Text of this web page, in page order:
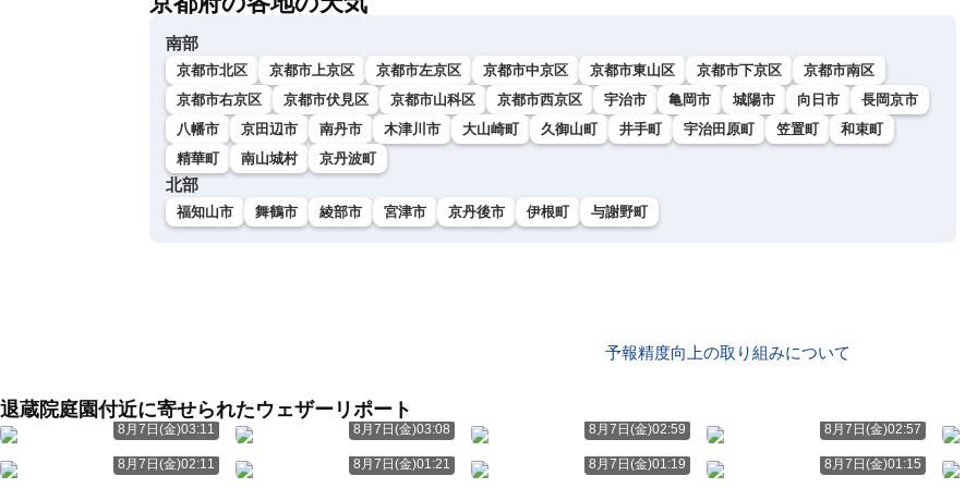
南部
京都市北区 京都市上京区 京都市左京区 京都市中京区 京都市東山区 京都市下京区
京都市南区
京都市右京区
京都市伏見区 京都市山科区 京都市西京区 宇治市 亀岡市 城陽市 向日市
長岡京市
八幡市
京田辺市 南丹市 木津川市 大山崎町 久御山町 井手町 宇治田原町 笠置町
和束町
精華町
南山城村 京丹波町
北部
福知山市 舞鶴市 綾部市 宮津市 京丹後市 伊根町 与謝野町
予報精度向上の取り組みについて
退蔵院庭園付近に寄せられたウェザーリポート
8月7日(金)03:11 8月7日(金)03:08 8月7日(金)02:59 8月7日(金)02:57
8月7日(金)02:11 8月7日(金)01:21 8月7日(金)01:19 8月7日(金)01:15